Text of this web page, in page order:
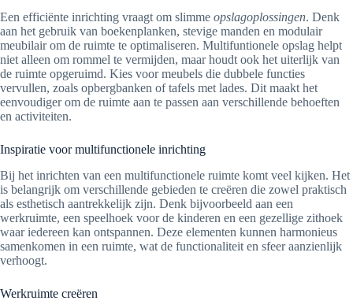
Een efficiënte inrichting vraagt om slimme opslagoplossingen. Denk
aan het gebruik van boekenplanken, stevige manden en modulair
meubilair om de ruimte te optimaliseren. Multifuntionele opslag helpt
niet alleen om rommel te vermijden, maar houdt ook het uiterlijk van
de ruimte opgeruimd. Kies voor meubels die dubbele functies
vervullen, zoals opbergbanken of tafels met lades. Dit maakt het
eenvoudiger om de ruimte aan te passen aan verschillende behoeften
en activiteiten.
Inspiratie voor multifunctionele inrichting
Bij het inrichten van een multifunctionele ruimte komt veel kijken. Het
is belangrijk om verschillende gebieden te creëren die zowel praktisch
als esthetisch aantrekkelijk zijn. Denk bijvoorbeeld aan een
werkruimte, een speelhoek voor de kinderen en een gezellige zithoek
waar iedereen kan ontspannen. Deze elementen kunnen harmonieus
samenkomen in een ruimte, wat de functionaliteit en sfeer aanzienlijk
verhoogt.
Werkruimte creëren